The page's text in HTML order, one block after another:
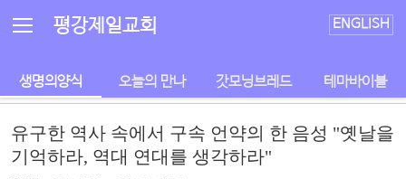
평강제일교회 ENGLISH
생명의양식 오늘의 만나 갓모닝브레드 테마바이블
유구한 역사 속에서 구속 언약의 한 음성 "옛날을
기억하라, 역대 연대를 생각하라"